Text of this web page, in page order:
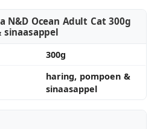
N&D Ocean Adult Cat 300g
sinaasappel
300g
haring, pompoen &
sinaasappel